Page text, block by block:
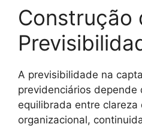
Construção
A previsibilidade na
previdenciários depende
equilibrada entre
organizacional,